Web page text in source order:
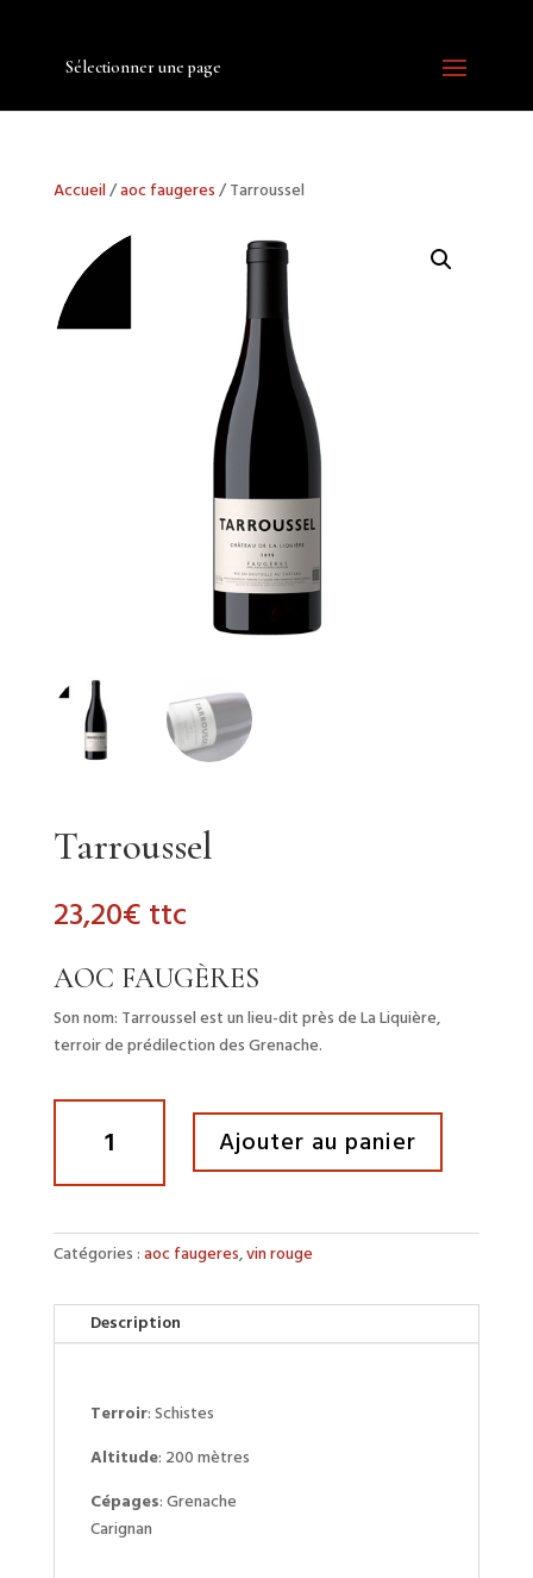
Sélectionner une page
Accueil/aoc faugeres / Tarroussel
Tarroussel
23,20€ ttc
AOC FAUGÈRES
Son nom: Tarroussel est un lieu-dit près de La Liquière,
terroir de prédilection des Grenache.
Ajouter au panier
Catégories : aoc faugeres,vin rouge
Description
Terroir: Schistes
Altitude: 200 mètres
Cépages: Grenache
Carignan